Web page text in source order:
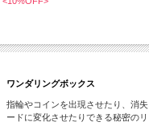
ワンダリングボックス
指輪やコインを出現させたり、消
ードに変化させたりできる秘密のリ